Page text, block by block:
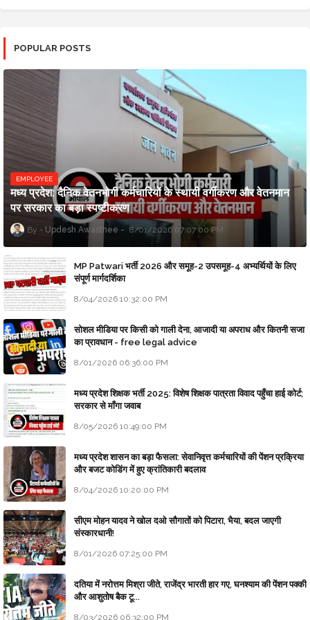
POPULAR POSTS
EMPLOYEE
मध्य प्रदेश: दैनिक वेतनभोगी कर्मचारियों के स्थायी वर्गीकरण और वेतनमान
पर सरकार का बड़ा स्पष्टीकरण
Updesh Awasthee 8/01/2026 07:07:00 PM
MP Patwari भर्ती 2026 और समूह-2 उपसमूह-4 अभ्यर्थियों के लिए
संपूर्ण मार्गदर्शिका
8/04/2026 10:32:00 PM
सोशल मीडिया पर किसी को गाली देना, आजादी या अपराध और कितनी सजा
का प्रावधान - free legal advice
8/01/2026 06:36:00 PM
मध्य प्रदेश शिक्षक भर्ती 2025: विशेष शिक्षक पात्रता विवाद पहुँचा हाई कोर्ट;
सरकार से माँगा जवाब
8/05/2026 10:49:00 PM
मध्य प्रदेश शासन का बड़ा फैसला: सेवानिवृत्त कर्मचारियों की पेंशन प्रक्रिया
और बजट कोडिंग में हुए क्रांतिकारी बदलाव
8/04/2026 10:20:00 PM
सीएम मोहन यादव ने खोल दओ सौगातों को पिटारा, भैया, बदल जाएगी
संस्कारधानी!
8/01/2026 07:25:00 PM
दतिया में नरोत्तम मिश्रा जीते, राजेंद्र भारती हार गए, घनश्याम की पेंशन पक्की
और आशुतोष बैक टू...
8/03/2026 06:32:00 PM